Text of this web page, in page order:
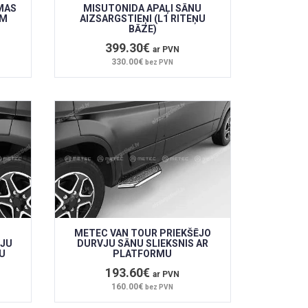
MISUTONIDA APAĻI SĀNU
AIZSARGSTIEŅI (L1 RITEŅU
BĀZE)
399.30€ar PVN
330.00€bez PVN
METEC VAN TOUR PRIEKŠĒJO
DURVJU SĀNU SLIEKSNIS AR
PLATFORMU
193.60€ar PVN
160.00€bez PVN